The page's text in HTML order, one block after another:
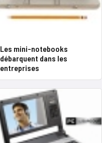
Les mini-notebooks
débarquent dans les
entreprises